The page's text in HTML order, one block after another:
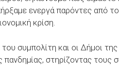
ενεργά παρόντες από
κρίση.
συμπολίτη και οι Δήμοι
στηρίζοντας τους